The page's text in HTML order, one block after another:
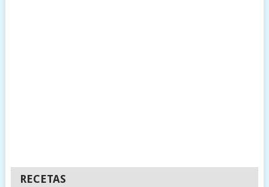
RECETAS